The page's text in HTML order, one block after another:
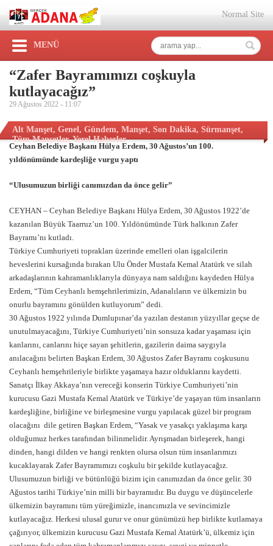
Normal Site
MENÜ
“Zafer Bayramımızı coşkuyla
kutlayacağız”
29 Ağustos 2022 - 11:07
Alt Manşet, Genel, Gündem, Manşet, Son Dakika, Sürmanşet,
Tüm Manşetler,Yerel Haberler
Ceyhan Belediye Başkanı Hülya Erdem, 30 Ağustos’un 100.
yıldönümünde kardeşliğe vurgu yaptı
“Ulusumuzun birliği canımızdan da önce gelir”
CEYHAN – Ceyhan Belediye Başkanı Hülya Erdem, 30 Ağustos 1922’de
kazanılan Büyük Taarruz’un 100. Yıldönümünde Türk halkının Zafer
Bayramı’nı kutladı.
Türkiye Cumhuriyeti toprakları üzerinde emelleri olan işgalcilerin
heveslerini kursağında bırakan Ulu Önder Mustafa Kemal Atatürk ve silah
arkadaşlarının kahramanlıklarıyla dünyaya nam saldığını kaydeden Hülya
Erdem, “Tüm Ceyhanlı hemşehrilerimizin, Adanalıların ve ülkemizin bu
onurlu bayramını gönülden kutluyorum” dedi.
30 Ağustos 1922 yılında Dumlupınar’da yazılan destanın yüzyıllar geçse de
unutulmayacağını, Türkiye Cumhuriyeti’nin sonsuza kadar yaşaması için
kanlarını, canlarını hiçe sayan şehitlerin, gazilerin daima saygıyla
anılacağını belirten Başkan Erdem, 30 Ağustos Zafer Bayramı coşkusunu
Ceyhanlı hemşehrileriyle birlikte yaşamaya hazır olduklarını kaydetti.
Sanatçı İlkay Akkaya’nın vereceği konserin Türkiye Cumhuriyeti’nin
kurucusu Gazi Mustafa Kemal Atatürk ve Türkiye’de yaşayan tüm insanların
kardeşliğine, birliğine ve birleşmesine vurgu yapılacak güzel bir program
olacağını dile getiren Başkan Erdem, “Yasak ve yasakçı yaklaşıma karşı
olduğumuz herkes tarafından bilinmelidir. Ayrışmadan birleşerek, hangi
dinden, hangi dilden ve hangi renkten olursa olsun tüm insanlarımızı
kucaklayarak Zafer Bayramımızı coşkulu bir şekilde kutlayacağız.
Ulusumuzun birliği ve bütünlüğü bizim için canımızdan da önce gelir. 30
Ağustos tarihi Türkiye’nin milli bir bayramıdır. Bu duygu ve düşüncelerle
ülkemizin bayramını tüm yüreğimizle, inancımızla ve sevincimizle
kutlayacağız. Herkesi ulusal gurur ve onur günümüzü hep birlikte kutlamaya
çağırıyor, ülkemizin kurucusu Gazi Mustafa Kemal Atatürk’ü, ülkemiz için